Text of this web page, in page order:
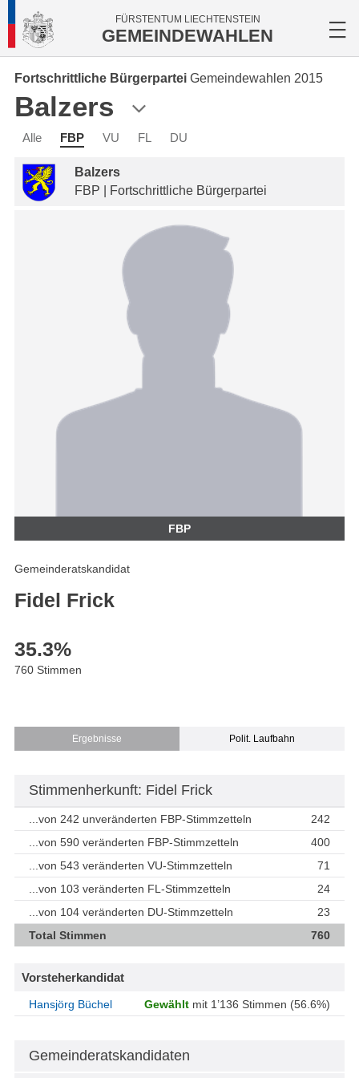
FÜRSTENTUM LIECHTENSTEIN
GEMEINDEWAHLEN
Fortschrittliche Bürgerpartei Gemeindewahlen 2015
Balzers
Alle FBP VU FL DU
Balzers
FBP | Fortschrittliche Bürgerpartei
FBP
Gemeinderatskandidat
Fidel Frick
35.3%
760 Stimmen
Ergebnisse Polit. Laufbahn
Stimmenherkunft: Fidel Frick
...von 242 unveränderten FBP-Stimmzetteln
242
...von 590 veränderten FBP-Stimmzetteln
400
...von 543 veränderten VU-Stimmzetteln
71
...von 103 veränderten FL-Stimmzetteln
24
...von 104 veränderten DU-Stimmzetteln
23
Total Stimmen
760
Vorsteherkandidat
Hansjörg Büchel Gewählt mit 1’136 Stimmen (56.6%)
Gemeinderatskandidaten